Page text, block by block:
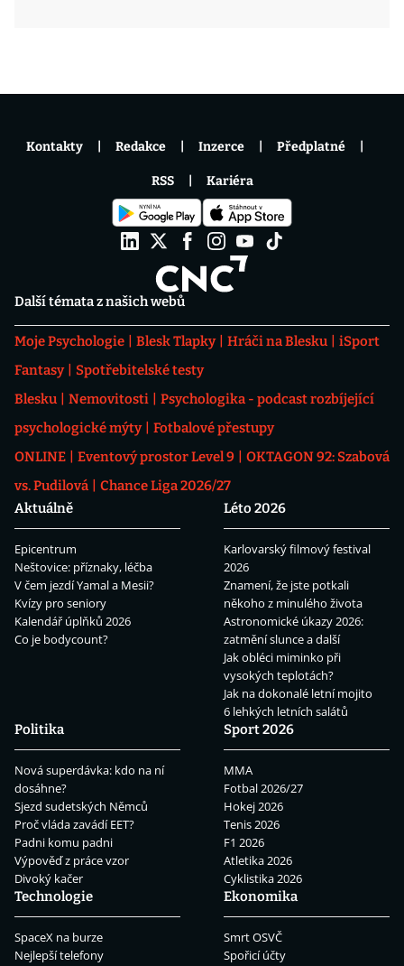
Další témata z našich webů
Moje Psychologie Blesk Tlapky Hráči na Blesku
iSport
Fantasy
Spotřebitelské testy
Blesku
Nemovitosti
Psychologika - podcast rozbíjející
psychologické mýty
Fotbalové přestupy
ONLINE
Eventový prostor Level 9
OKTAGON 92: Szabová
vs. Pudilová
Chance Liga 2026/27
Aktuálně
Epicentrum
Neštovice: příznaky, léčba
V čem jezdí Yamal a Mesii?
Kvízy pro seniory
Kalendář úplňků 2026
Co je bodycount?
Léto 2026
Karlovarský filmový festival
2026
Znamení, že jste potkali
někoho z minulého života
Astronomické úkazy 2026:
zatmění slunce a další
Jak obléci miminko při
vysokých teplotách?
Jak na dokonalé letní mojito
6 lehkých letních salátů
Politika
Nová superdávka: kdo na ní
dosáhne?
Sjezd sudetských Němců
Proč vláda zavádí EET?
Padni komu padni
Výpověď z práce vzor
Divoký kačer
Sport 2026
MMA
Fotbal 2026/27
Hokej 2026
Tenis 2026
F1 2026
Atletika 2026
Cyklistika 2026
Technologie
SpaceX na burze
Nejlepší telefony
Ekonomika
Smrt OSVČ
Spořicí účty
Kontakty Redakce Inzerce Předplatné
RSS Kariéra